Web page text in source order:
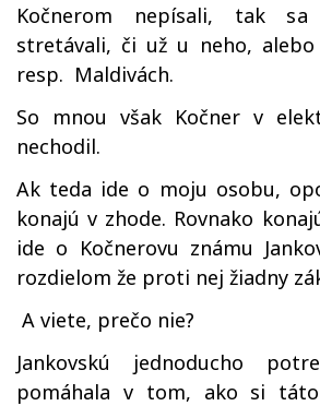
Kočnerom nepísali, tak
stretávali, či už u neho, alebo
resp. Maldivách.
So mnou však Kočner v
nechodil.
Ak teda ide o moju osobu,
konajú v zhode. Rovnako
ide o Kočnerovu známu
rozdielom že proti nej žiadny
A viete, prečo nie?
Jankovskú jednoducho
pomáhala v tom, ako si táto